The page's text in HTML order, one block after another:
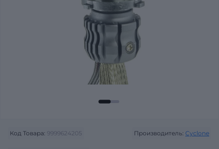
Код Товара: 9999624205 Производитель: Cyclone